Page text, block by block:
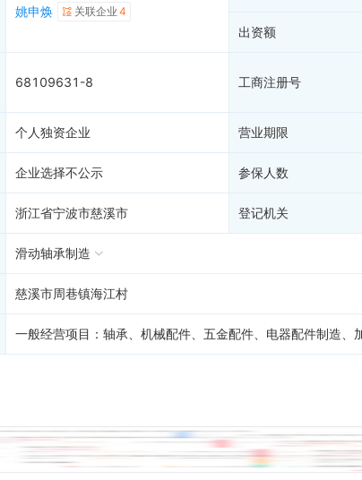
姚申焕 关联企业 4
出资额
68109631-8 工商注册号
个人独资企业 营业期限
企业选择不公示 参保人数
浙江省宁波市慈溪市 登记机关
滑动轴承制造
慈溪市周巷镇海江村
一般经营项目：轴承、机械配件、五金配件、电器配件制造、